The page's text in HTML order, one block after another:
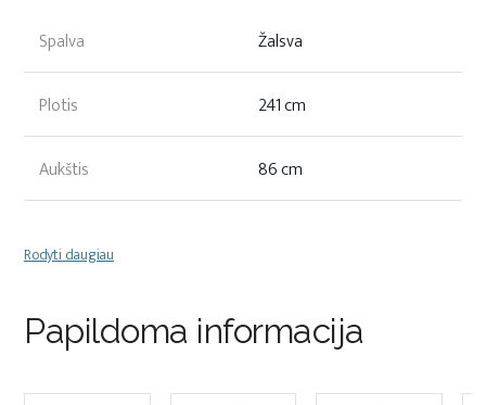
Spalva Žalsva
Plotis 241 cm
Aukštis 86 cm
Rodyti daugiau
Papildoma informacija